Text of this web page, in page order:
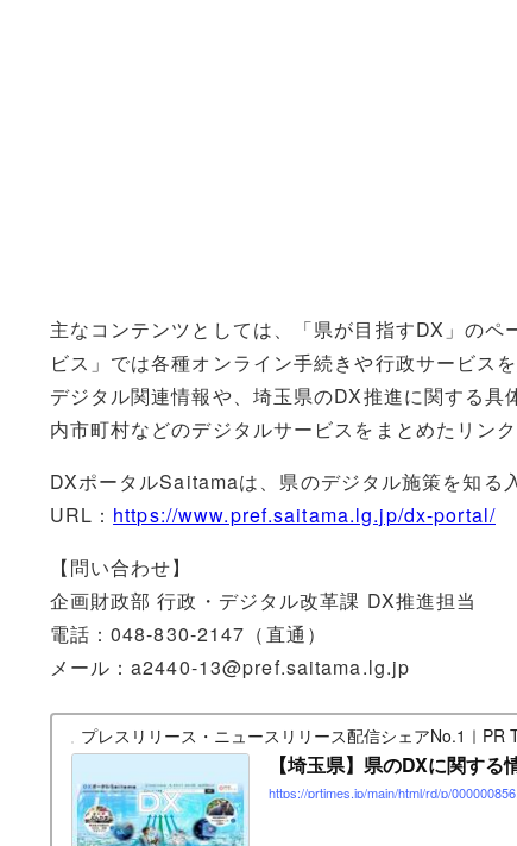
主なコンテンツとしては、「県が目指すDX」の
ビス」では各種オンライン手続きや行政サービス
デジタル関連情報や、埼玉県のDX推進に関する
内市町村などのデジタルサービスをまとめたリン
DXポータルSaitamaは、県のデジタル施策を知る
URL： https://www.pref.saitama.lg.jp/dx-portal/
【問い合わせ】
企画財政部 行政・デジタル改革課 DX推進担当
電話：048-830-2147（直通）
メール：a2440-13@pref.saitama.lg.jp
プレスリリース・ニュースリリース配信シェアNo.1｜PR
【埼玉県】県のDXに関す
https://prtimes.jp/main/html/rd/p/